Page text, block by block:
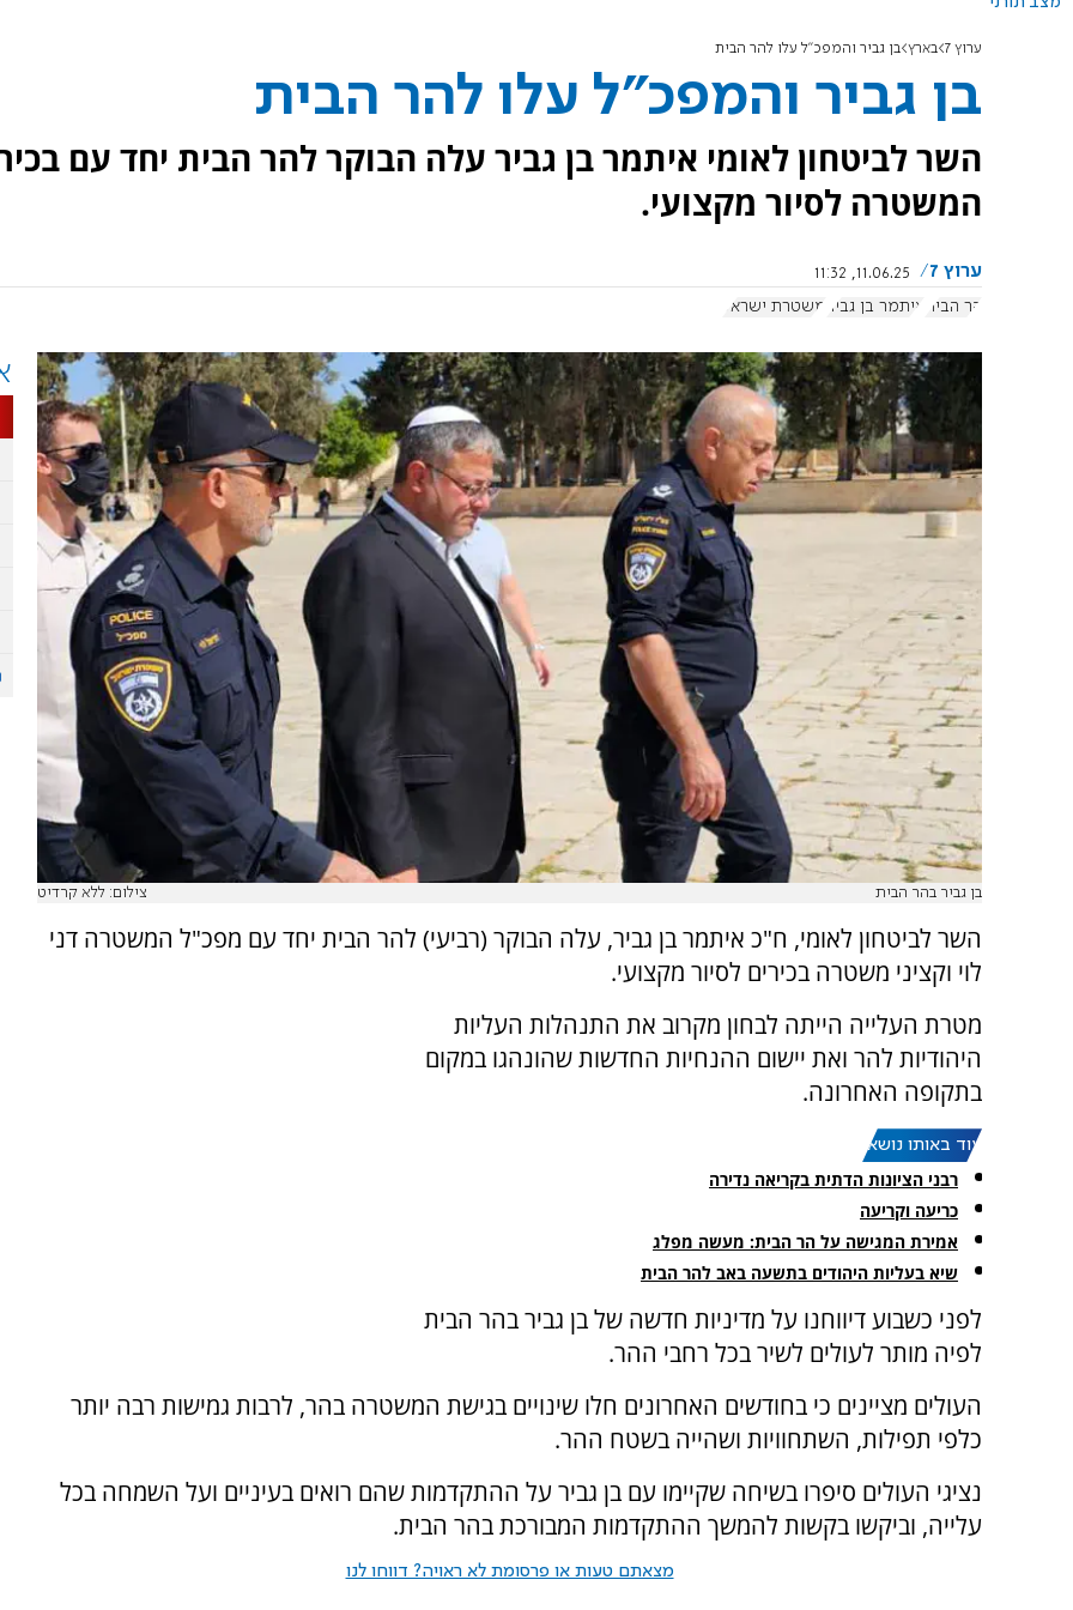
ערוץ 7 בארץ בן גביר והמפכ"ל עלו להר הבית
בן גביר והמפכ"ל עלו להר הבית
השר לביטחון לאומי איתמר בן גביר עלה הבוקר להר הבית יחד עם
המשטרה לסיור מקצועי.
ערוץ 7
11.06.25, 11:32
הר הבית
איתמר בן גביר משטרת ישראל
בן גביר בהר הבית צילום: ללא קרדיט
השר לביטחון לאומי, ח"כ איתמר בן גביר, עלה הבוקר (רביעי) להר הבית יחד עם מפכ"ל המשטרה דני
לוי וקציני משטרה בכירים לסיור מקצועי.
מטרת העלייה הייתה לבחון מקרוב את התנהלות העליות
היהודיות להר ואת יישום ההנחיות החדשות שהונהגו במקום
בתקופה האחרונה.
עוד באותו נושא:
רבני הציונות הדתית בקריאה נדירה
כריעה וקריעה
אמירת המגישה על הר הבית: מעשה מפלג
שיא בעליות היהודים בתשעה באב להר הבית
לפני כשבוע דיווחנו על מדיניות חדשה של בן גביר בהר הבית
לפיה מותר לעולים לשיר בכל רחבי ההר.
העולים מציינים כי בחודשים האחרונים חלו שינויים בגישת המשטרה בהר, לרבות גמישות רבה יותר
כלפי תפילות, השתחוויות ושהייה בשטח ההר.
נציגי העולים סיפרו בשיחה שקיימו עם בן גביר על ההתקדמות שהם רואים בעיניים ועל השמחה בכל
עלייה, וביקשו בקשות להמשך ההתקדמות המבורכת בהר הבית.
מצאתם טעות או פרסומת לא ראויה? דווחו לנו